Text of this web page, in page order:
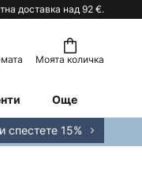
доставка над 92 €.
Моята количка
Още
и спестете 15%